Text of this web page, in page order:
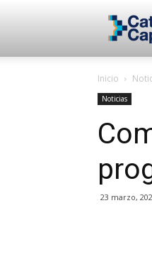
Inicio
Noticias
23 marzo,